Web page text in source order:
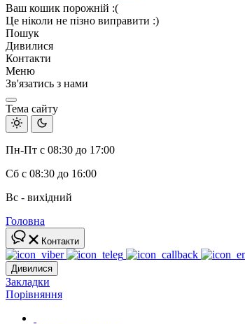
Ваш кошик порожній :(
Це ніколи не пізно виправити :)
Пошук
Дивилися
Контакти
Меню
Зв'язатись з нами
Тема сайту
Пн-Пт с 08:30 до 17:00
Сб с 08:30 до 16:00
Вс - вихідний
Головна
Контакти
Дивилися
Закладки
Порівняння